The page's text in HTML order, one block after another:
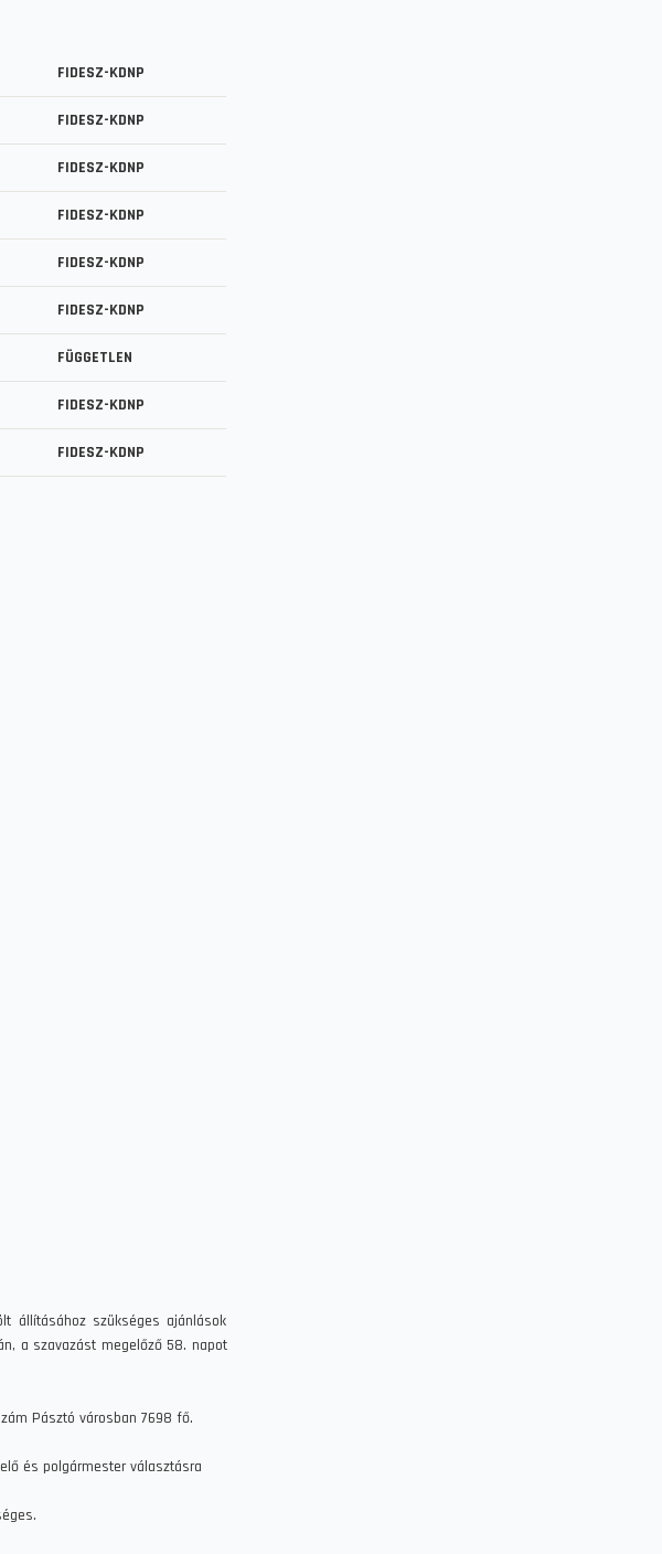
FIDESZ-KDNP
FIDESZ-KDNP
FIDESZ-KDNP
FIDESZ-KDNP
FIDESZ-KDNP
FIDESZ-KDNP
FÜGGETLEN
FIDESZ-KDNP
FIDESZ-KDNP
állításához szükséges ajánlások
a szavazást megelőző 58. napot
Pásztó városban 7698 fő.
és polgármester választásra